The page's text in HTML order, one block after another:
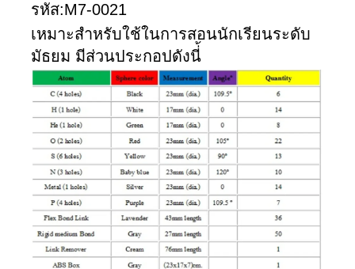
รหัส:M7-0021
เหมาะสำหรับใช้ในการสอนนักเรียนระดับ
มัธยม มีส่วนประกอปดังนี่้